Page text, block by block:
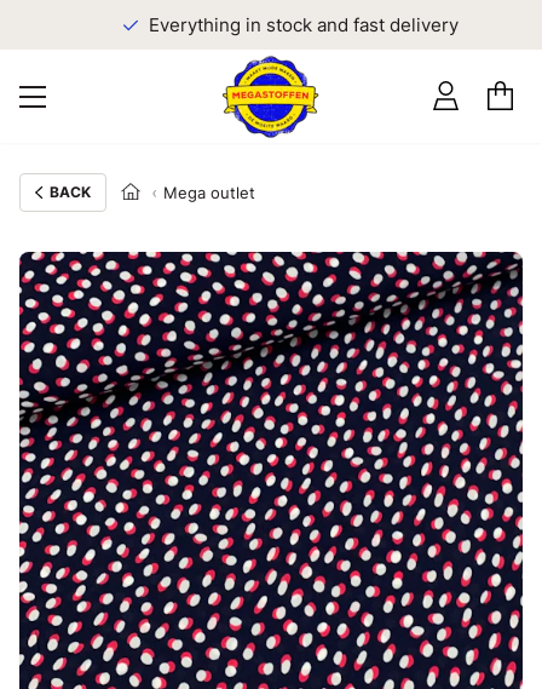
Everything in stock and fast delivery
BACK Mega outlet